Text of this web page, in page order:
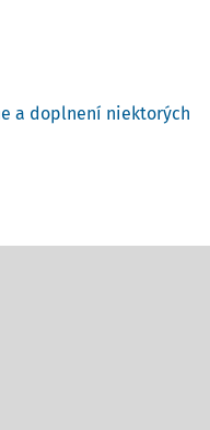
a doplnení niektorých